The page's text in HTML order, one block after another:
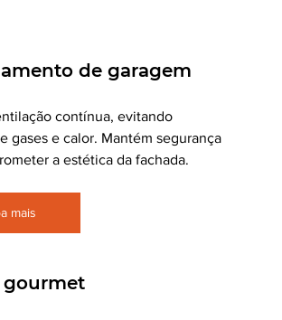
de garagem
contínua, evitando
gases e calor. Mantém segurança
a estética da fachada.
mais
gourmet